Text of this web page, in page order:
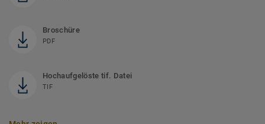
Broschüre
PDF
Hochaufgelöste tif. Datei
TIF